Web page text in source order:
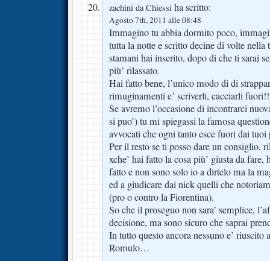
zachini da Chiessi ha scritto:
Agosto 7th, 2011 alle 08:48
Immagino tu abbia dormito poco,
tutta la notte e scritto decine di volte nella
stamani hai inserito, dopo di che ti sarai
più’ rilassato.
Hai fatto bene, l’unico modo di di
rimuginamenti e’ scriverli, cacciarli fuori!!
Se avremo l’occasione di incontrarci
si puo’) tu mi spiegassi la famosa
avvocati che ogni tanto esce fuori dai
Per il resto se ti posso dare un consiglio,
xche’ hai fatto la cosa più’ giusta da
fatto e non sono solo io a dirtelo ma la
ed a giudicare dai nick quelli che
(pro o contro la Fiorentina).
So che il proseguo non sara’ semplice,
decisione, ma sono sicuro che saprai
In tutto questo ancora nessuno e’
Romulo…